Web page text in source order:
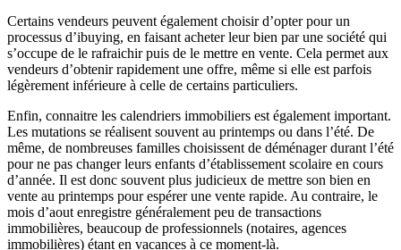
Certains vendeurs peuvent également choisir d’opter pour un
processus d’ibuying, en faisant acheter leur bien par une société qui
s’occupe de le rafraichir puis de le mettre en vente. Cela permet aux
vendeurs d’obtenir rapidement une offre, même si elle est parfois
légèrement inférieure à celle de certains particuliers.
Enfin, connaitre les calendriers immobiliers est également important.
Les mutations se réalisent souvent au printemps ou dans l’été. De
même, de nombreuses familles choisissent de déménager durant l’été
pour ne pas changer leurs enfants d’établissement scolaire en cours
d’année. Il est donc souvent plus judicieux de mettre son bien en
vente au printemps pour espérer une vente rapide. Au contraire, le
mois d’aout enregistre généralement peu de transactions
immobilières, beaucoup de professionnels (notaires, agences
immobilières) étant en vacances à ce moment-là.